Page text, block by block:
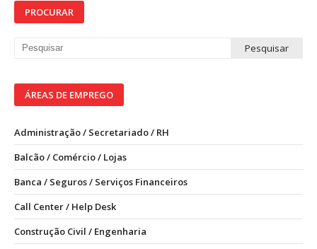
PROCURAR
ÁREAS DE EMPREGO
Administração / Secretariado / RH
Balcão / Comércio / Lojas
Banca / Seguros / Serviços Financeiros
Call Center / Help Desk
Construção Civil / Engenharia